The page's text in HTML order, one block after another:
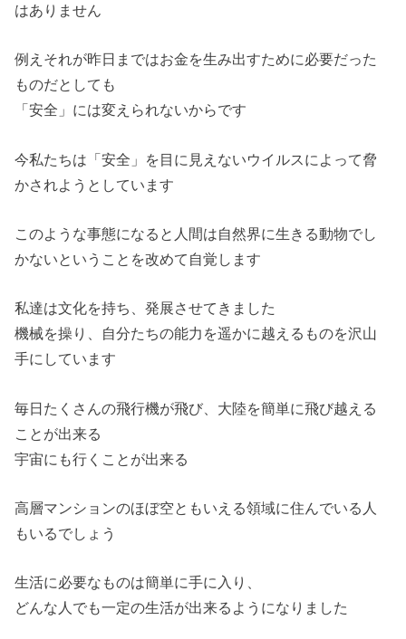
はありません
例えそれが昨日まではお金を生み出すために必要だった
ものだとしても
「安全」には変えられないからです
今私たちは「安全」を目に見えないウイルスによって脅
かされようとしています
このような事態になると人間は自然界に生きる動物でし
かないということを改めて自覚します
私達は文化を持ち、発展させてきました
機械を操り、自分たちの能力を遥かに越えるものを沢山
手にしています
毎日たくさんの飛行機が飛び、大陸を簡単に飛び越える
ことが出来る
宇宙にも行くことが出来る
高層マンションのほぼ空ともいえる領域に住んでいる人
もいるでしょう
生活に必要なものは簡単に手に入り、
どんな人でも一定の生活が出来るようになりました